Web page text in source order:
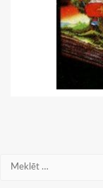
Meklēt: